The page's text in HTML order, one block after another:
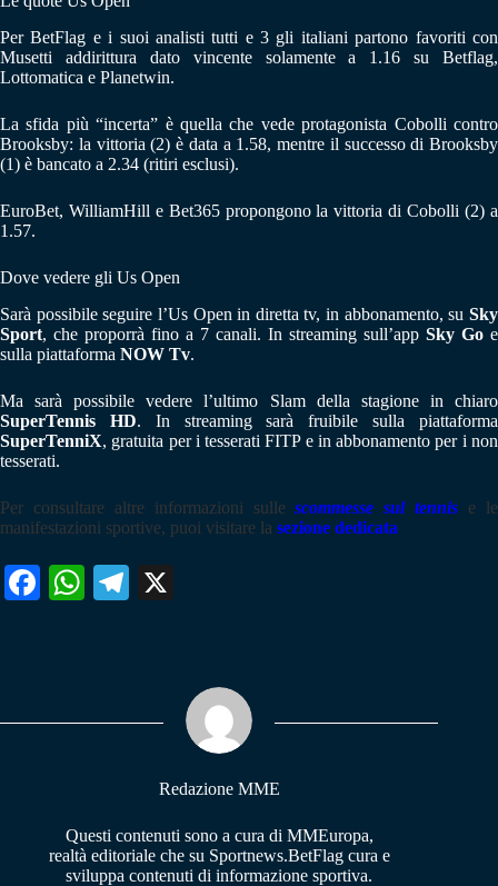
Per BetFlag e i suoi analisti tutti e 3 gli italiani partono favoriti con
Musetti addirittura dato vincente solamente a 1.16 su Betflag,
Lottomatica e Planetwin.
La sfida più “incerta” è quella che vede protagonista Cobolli contro
Brooksby: la vittoria (2) è data a 1.58, mentre il successo di Brooksby
(1) è bancato a 2.34 (ritiri esclusi).
EuroBet, WilliamHill e Bet365 propongono la vittoria di Cobolli (2) a
1.57.
Dove vedere gli Us Open
Sarà possibile seguire l’Us Open in diretta tv, in abbonamento, su Sky
Sport, che proporrà fino a 7 canali. In streaming sull’app Sky Go e
sulla piattaforma NOW Tv.
Ma sarà possibile vedere l’ultimo Slam della stagione in chiaro
SuperTennis HD. In streaming sarà fruibile sulla piattaforma
SuperTenniX, gratuita per i tesserati FITP e in abbonamento per i non
tesserati.
Per consultare altre informazioni sulle scommesse sul tennis e le
manifestazioni sportive, puoi visitare la sezione dedicata
Fa W
pp
Te
m
Redazione MME
Questi contenuti sono a cura di MMEuropa,
realtà editoriale che su Sportnews.BetFlag cura e
sviluppa contenuti di informazione sportiva.